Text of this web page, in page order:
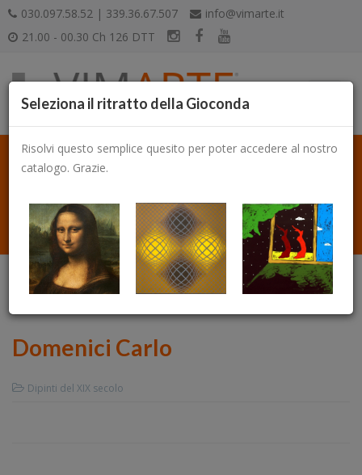
030.097.58.52 | 339.36.67.507
info@vimarte.it
21.00 - 00.30 Ch 126 DTT
Domenici Carlo
Dipinti del XIX secolo
Seleziona il ritratto della Gioconda
Risolvi questo semplice quesito per poter accedere al nostro
catalogo. Grazie.